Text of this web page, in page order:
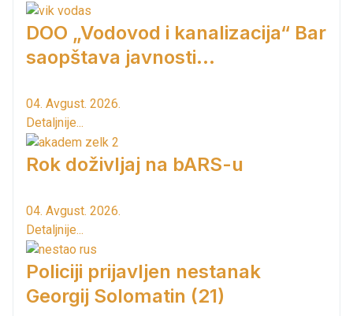
DOO „Vodovod i kanalizacija“ Bar
saopštava javnosti...
04. Avgust. 2026.
Detaljnije...
Rok doživljaj na bARS-u
04. Avgust. 2026.
Detaljnije...
Policiji prijavljen nestanak
Georgij Solomatin (21)